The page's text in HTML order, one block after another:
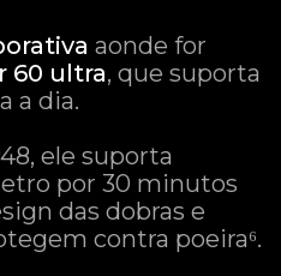
aonde for
60 ultra, que suporta
a dia.
ele suporta
por 30 minutos
das dobras e
contra poeira⁶.